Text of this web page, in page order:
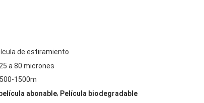
de estiramiento
25 a 80 micrones
500-1500m
abonable, Película biodegradable